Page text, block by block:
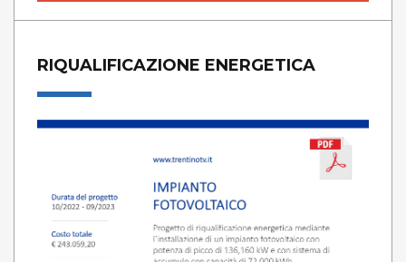
RIQUALIFICAZIONE ENERGETICA